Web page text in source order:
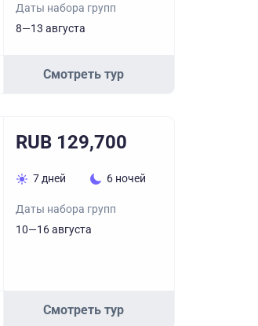
Даты набора групп
8—13 августа
Смотреть тур
RUB 129,700
7 дней 6 ночей
Даты набора групп
10—16 августа
Смотреть тур